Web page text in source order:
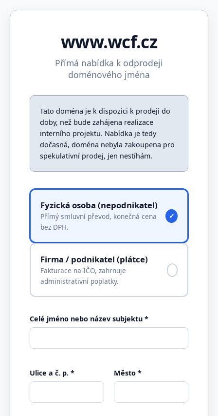
www.wcf.cz
Přímá nabídka k odprodeji
doménového jména
Tato doména je k dispozici k prodeji do
doby, než bude zahájena realizace
interního projektu. Nabídka je tedy
dočasná, doména nebyla zakoupena pro
spekulativní prodej, jen nestíhám.
Fyzická osoba (nepodnikatel)
Přímý smluvní převod, konečná cena
bez DPH.
Firma / podnikatel (plátce)
Fakturace na IČO, zahrnuje
administrativní poplatky.
Celé jméno nebo název subjektu *
Ulice a č. p. * Město *